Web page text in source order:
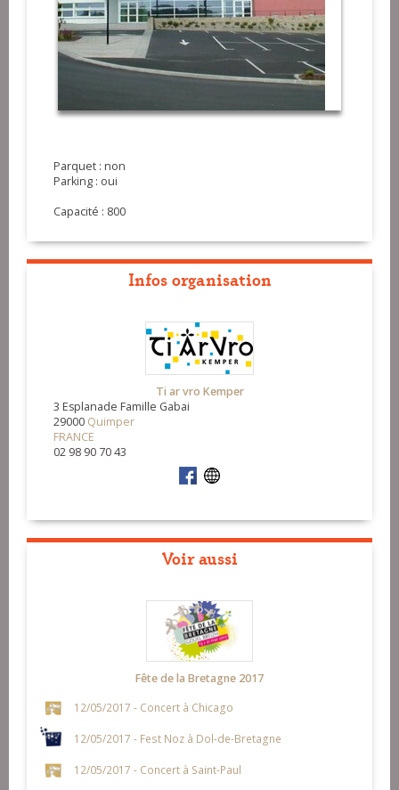
Parquet : non
Parking : oui
Capacité : 800
Infos organisation
Ti ar vro Kemper
3 Esplanade Famille Gabai
29000 Quimper
FRANCE
02 98 90 70 43
Voir aussi
Fête de la Bretagne 2017
12/05/2017 - Concert à Chicago
12/05/2017 - Fest Noz à Dol-de-Bretagne
12/05/2017 - Concert à Saint-Paul